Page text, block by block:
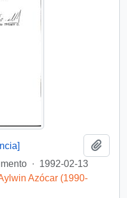
· 1992-02-13
Azócar (1990-